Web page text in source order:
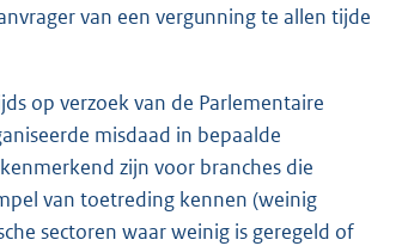
van een vergunning te allen tijde
op verzoek van de Parlementaire
misdaad in bepaalde
zijn voor branches die
van toetreding kennen (weinig
sectoren waar weinig is geregeld of